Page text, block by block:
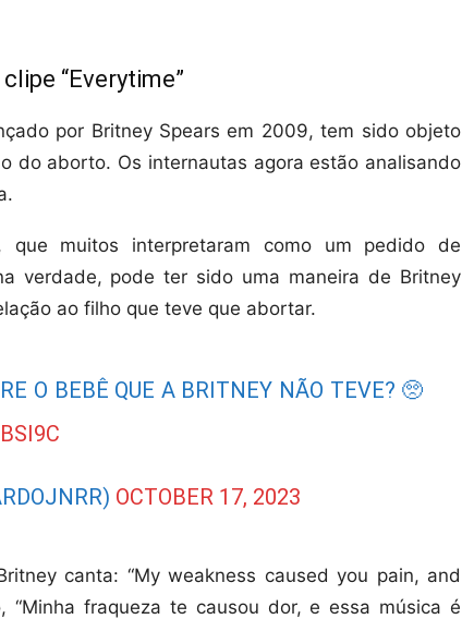
“Everytime”
por Britney Spears em 2009, tem sido objeto
do aborto. Os internautas agora estão analisando
que muitos interpretaram como um pedido de
verdade, pode ter sido uma maneira de Britney
ao filho que teve que abortar.
O BEBÊ QUE A BRITNEY NÃO TEVE? 🥺
OCTOBER 17, 2023
canta: “My weakness caused you pain, and
“Minha fraqueza te causou dor, e essa música é